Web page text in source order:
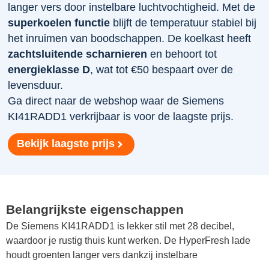
langer vers door instelbare luchtvochtigheid. Met de
superkoelen functie blijft de temperatuur stabiel bij
het inruimen van boodschappen. De koelkast heeft
zachtsluitende scharnieren en behoort tot
energieklasse D, wat tot €50 bespaart over de
levensduur.
Ga direct naar de webshop waar de Siemens
KI41RADD1 verkrijbaar is voor de laagste prijs.
Bekijk laagste prijs
Belangrijkste eigenschappen
De Siemens KI41RADD1 is lekker stil met 28 decibel,
waardoor je rustig thuis kunt werken. De HyperFresh lade
houdt groenten langer vers dankzij instelbare